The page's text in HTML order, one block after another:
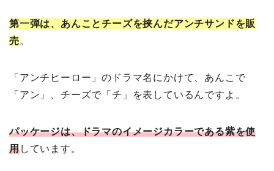
第一弾は、あんことチーズを挟んだアンチサンドを販
売。
「アンチヒーロー」のドラマ名にかけて、あんこで
「アン」、チーズで「チ」を表しているんですよ。
パッケージは、ドラマのイメージカラーである紫を使
用しています。